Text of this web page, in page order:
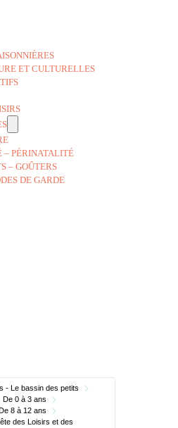
ET CULTURELLES
– PÉRINATALITÉ
– GOÛTERS
DE GARDE
- Le bassin des petits
De 0 à 3 ans
De 8 à 12 ans
des Loisirs et des